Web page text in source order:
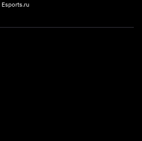
Esports.ru